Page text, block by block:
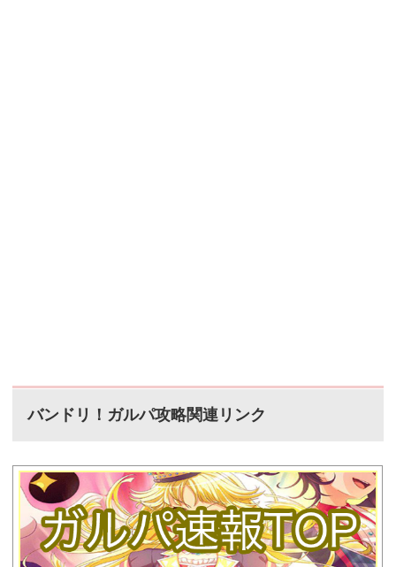
バンドリ！ガルパ攻略関連リンク